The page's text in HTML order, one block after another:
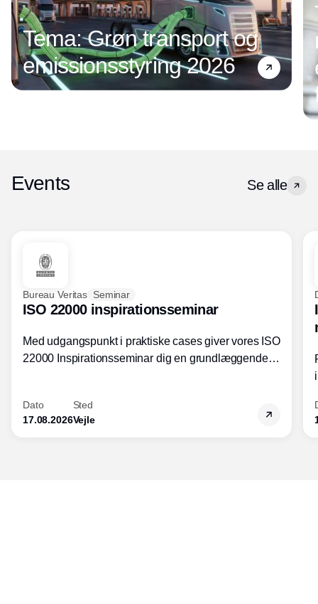
Tema: Grøn transport og
emissionsstyring 2026
Events Se alle
Bureau Veritas Seminar
ISO 22000 inspirationsseminar
Med udgangspunkt i praktiske cases giver vores ISO
22000 Inspirationsseminar dig en grundlæggende
fødevarestandardens integration med andre
standarder.
Dato
17.08.2026
Sted
Vejle